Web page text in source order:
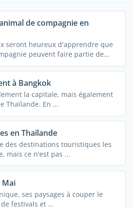
de compagnie en
seront heureux d'apprendre que
peuvent faire partie de
à Bangkok
la capitale, mais également
Thaïlande. En ...
en Thaïlande
des destinations touristiques les
mais ce n'est pas ...
Mai
ses paysages à couper le
festivals et ...